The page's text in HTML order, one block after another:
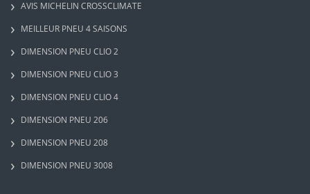
AVIS MICHELIN CROSSCLIMATE
MEILLEUR PNEU 4 SAISONS
DIMENSION PNEU CLIO 2
DIMENSION PNEU CLIO 3
DIMENSION PNEU CLIO 4
DIMENSION PNEU 206
DIMENSION PNEU 208
DIMENSION PNEU 3008